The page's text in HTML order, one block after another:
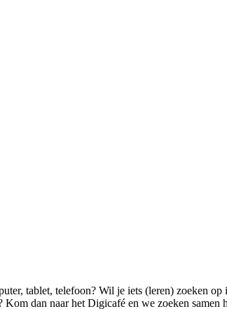
tablet, telefoon? Wil je iets (leren) zoeken
Kom dan naar het Digicafé en we zoeken